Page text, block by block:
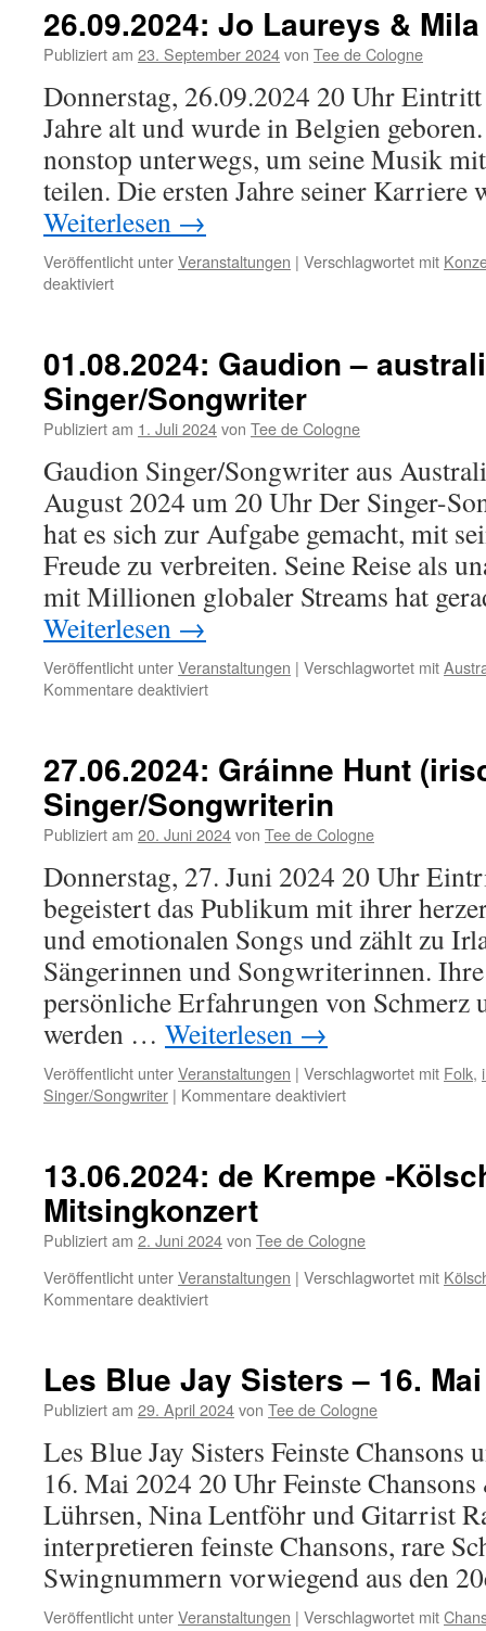
26.09.2024: Jo Laureys & Mila
Publiziert am 23. September 2024von Tee de Cologne
Donnerstag, 26.09.2024 20 Uhr
Jahre alt und wurde in Belgien
nonstop unterwegs, um seine Musik
teilen. Die ersten Jahre seiner
Weiterlesen →
Veröffentlicht unterVeranstaltungen | Verschlagwortet mit
deaktiviertfür
&
Mila
01.08.2024: Gaudion –
Singer/Songwriter
Publiziert am 1. Juli 2024von Tee de Cologne
Gaudion Singer/Songwriter aus
August 2024 um 20 Uhr Der Singer-
hat es sich zur Aufgabe gemacht, mit
Freude zu verbreiten. Seine Reise als
mit Millionen globaler Streams hat
Weiterlesen →
Veröffentlicht unterVeranstaltungen | Verschlagwortet mit
Kommentare deaktiviertfür
australischer
Singer/Songwriter
27.06.2024: Gráinne Hunt
Singer/Songwriterin
Publiziert am 20. Juni 2024von Tee de Cologne
Donnerstag, 27. Juni 2024 20 Uhr
begeistert das Publikum mit ihrer
und emotionalen Songs und zählt zu
Sängerinnen und Songwriterinnen.
persönliche Erfahrungen von Schmerz
werden … Weiterlesen →
Veröffentlicht unterVeranstaltungen | Verschlagwortet mit Folk,
Singer/Songwriter | Kommentare deaktiviertfür
(irische
13.06.2024: de Krempe -
Mitsingkonzert
Publiziert am 2. Juni 2024von Tee de Cologne
Veröffentlicht unterVeranstaltungen | Verschlagwortet mit
Kommentare deaktiviertfür
-
Kölsches
Les Blue Jay Sisters – 16.
Publiziert am 29. April 2024von Tee de Cologne
Les Blue Jay Sisters Feinste Chansons
16. Mai 2024 20 Uhr Feinste
Lührsen, Nina Lentföhr und Gitarrist
interpretieren feinste Chansons, rare
Swingnummern vorwiegend aus den
Veröffentlicht unterVeranstaltungen | Verschlagwortet mit